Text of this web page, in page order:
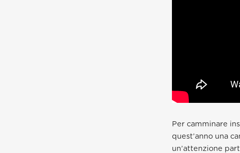
Per camminare
quest’anno una
un’attenzione